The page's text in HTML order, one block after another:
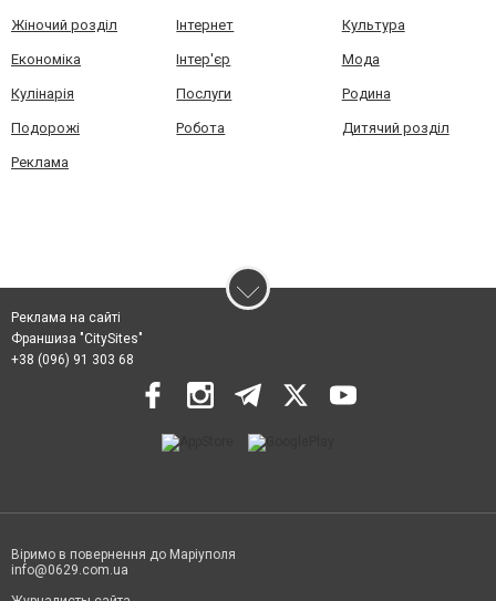
Жіночий розділ Інтернет Культура
Економіка Інтер'єр Мода
Кулінарія Послуги Родина
Подорожі Робота Дитячий розділ
Реклама
Реклама на сайті
Франшиза "CitySites"
+38 (096) 91 303 68
Віримо в повернення до Маріуполя
info@0629.com.ua